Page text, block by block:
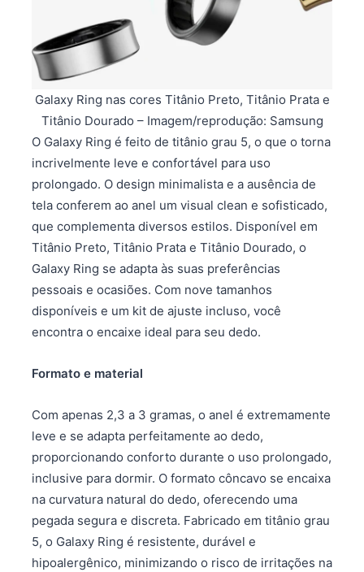
Galaxy Ring nas cores Titânio Preto, Titânio Prata e
Titânio Dourado – Imagem/reprodução: Samsung
O Galaxy Ring é feito de titânio grau 5, o que o torna
incrivelmente leve e confortável para uso
prolongado. O design minimalista e a ausência de
tela conferem ao anel um visual clean e sofisticado,
que complementa diversos estilos. Disponível em
Titânio Preto, Titânio Prata e Titânio Dourado, o
Galaxy Ring se adapta às suas preferências
pessoais e ocasiões. Com nove tamanhos
disponíveis e um kit de ajuste incluso, você
encontra o encaixe ideal para seu dedo.
Formato e material
Com apenas 2,3 a 3 gramas, o anel é extremamente
leve e se adapta perfeitamente ao dedo,
proporcionando conforto durante o uso prolongado,
inclusive para dormir. O formato côncavo se encaixa
na curvatura natural do dedo, oferecendo uma
pegada segura e discreta. Fabricado em titânio grau
5, o Galaxy Ring é resistente, durável e
hipoalergênico, minimizando o risco de irritações na